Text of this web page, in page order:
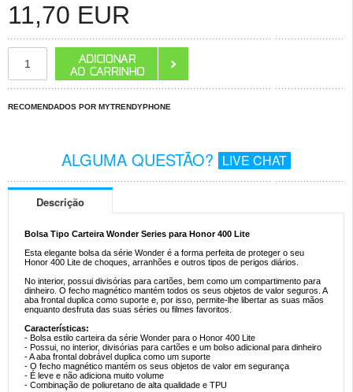
11,70 EUR
RECOMENDADOS POR MYTRENDYPHONE
ALGUMA QUESTÃO? LIVE CHAT
Descrição
Bolsa Tipo Carteira Wonder Series para Honor 400 Lite
Esta elegante bolsa da série Wonder é a forma perfeita de proteger o seu
Honor 400 Lite de choques, arranhões e outros tipos de perigos diários.
No interior, possui divisórias para cartões, bem como um compartimento para
dinheiro. O fecho magnético mantém todos os seus objetos de valor seguros. A
aba frontal duplica como suporte e, por isso, permite-lhe libertar as suas mãos
enquanto desfruta das suas séries ou filmes favoritos.
Características:
- Bolsa estilo carteira da série Wonder para o Honor 400 Lite
- Possui, no interior, divisórias para cartões e um bolso adicional para dinheiro
- A aba frontal dobrável duplica como um suporte
- O fecho magnético mantém os seus objetos de valor em segurança
- É leve e não adiciona muito volume
- Combinação de poliuretano de alta qualidade e TPU